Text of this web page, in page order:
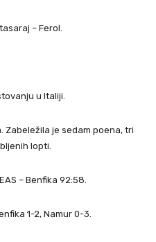
– Ferol.
u Italiji.
Zabeležila je sedam poena, tri
lopti.
– Benfika 92:58.
1-2, Namur 0-3.